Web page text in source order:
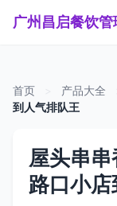
首页 产品大全
到人气排队王
屋头串
路口小